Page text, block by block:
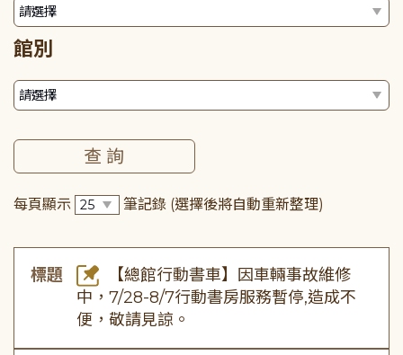
館別
每頁顯示 筆記錄 (選擇後將自動重新整理)
標題
【總館行動書車】因車輛事故維修
中，7/28-8/7行動書房服務暫停,造成不
便，敬請見諒。